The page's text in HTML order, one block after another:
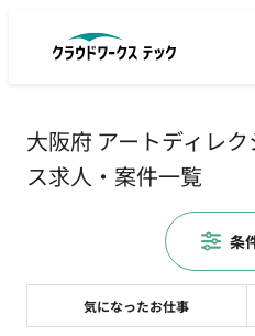
大阪府 アートディレ
ス求人・案件一覧
気になったお仕事
条